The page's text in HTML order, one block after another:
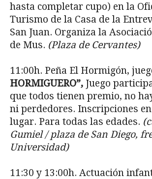
hasta completar cupo) en la
Turismo de la Casa de la
San Juan. Organiza la
de Mus. (Plaza de Cervantes)
11:00h. Peña El Hormigón,
HORMIGUERO”, Juego
que todos tienen premio, no
ni perdedores. Inscripciones
lugar. Para todas las edades.
Gumiel / plaza de San Diego,
Universidad)
11:30 y 13:00h. Actuación